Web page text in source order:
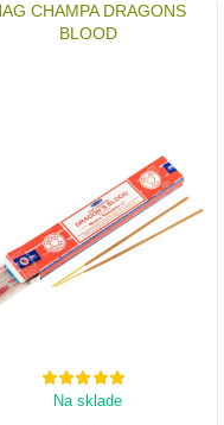
CHAMPA DRAGONS
BLOOD
Na sklade